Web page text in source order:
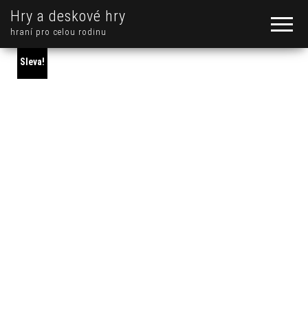
Hry a deskové hry
hraní pro celou rodinu
Sleva!